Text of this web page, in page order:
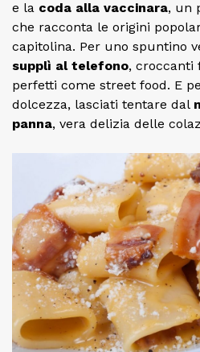
e la coda alla vaccinara, un
che racconta le origini
capitolina. Per uno spuntino
supplì al telefono, croccanti
perfetti come street food. E
dolcezza, lasciati tentare dal
panna, vera delizia delle